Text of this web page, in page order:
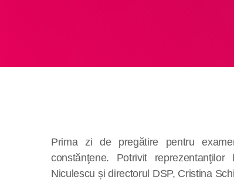
Prima zi de pregătire pentru
constănţene. Potrivit
Niculescu și directorul DSP, Cristina